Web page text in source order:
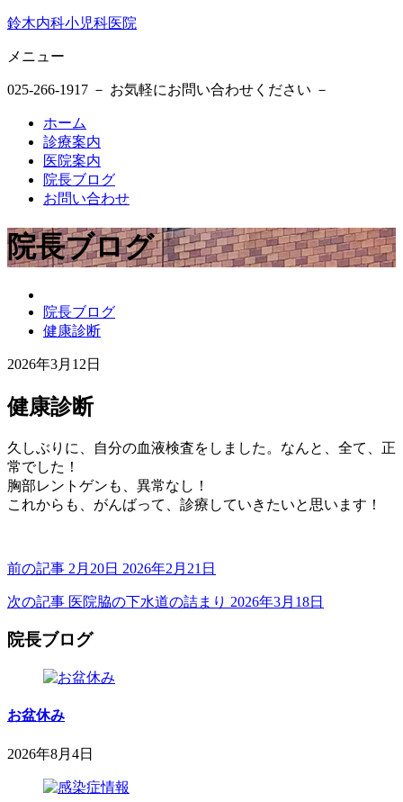
鈴木内科小児科医院
メニュー
025-266-1917 － お気軽にお問い合わせください －
ホーム
診療案内
医院案内
院長ブログ
お問い合わせ
院長ブログ
木
内
小
科
院
院長ブログ
健康診断
2026年3月12日
年
3
12
日
木
内
科
小
児
科
医
健康診断
久しぶりに、自分の血液検査をしました。なんと、全て、正
常でした！
胸部レントゲンも、異常なし！
これからも、がんばって、診療していきたいと思います！
前の記事 2月20日 2026年2月21日
次の記事 医院脇の下水道の詰まり 2026年3月18日
院長ブログ
お盆休み
2026年8月4日